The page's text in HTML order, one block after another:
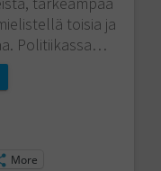
toisia ja
Politiikassa…
More